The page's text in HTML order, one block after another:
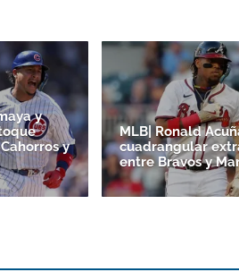
y
y
MLB| Ronald
cuadrangular
entre Bravos y